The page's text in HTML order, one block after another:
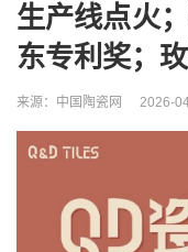
生产线点火
东专利奖；
来源：中国陶瓷网 2026-